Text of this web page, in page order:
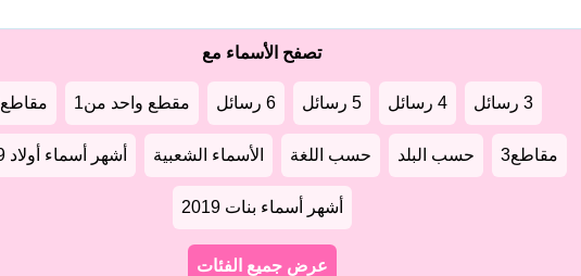
تصفح الأسماء مع
3 رسائل 4 رسائل 5 رسائل 6 رسائل مقطع واحد من1 مقاطع2
مقاطع3 حسب البلد حسب اللغة الأسماء الشعبية أشهر أسماء أولاد 2019
أشهر أسماء بنات 2019
عرض جميع الفئات